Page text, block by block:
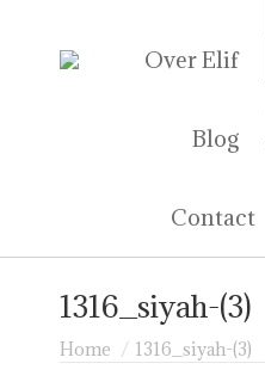
Over Elif
Blog
Contact
1316_siyah-(3)
Je bent hier:
Home 1316_siyah-(3)